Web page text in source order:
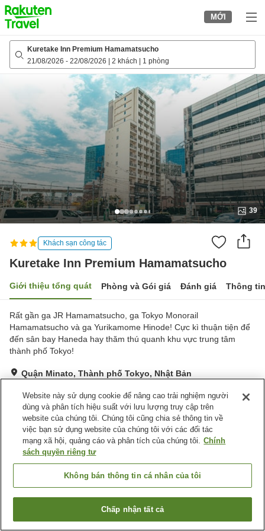
to
top
page
MỚI
Kuretake Inn Premium Hamamatsucho
21/08/2026 - 22/08/2026 2 khách 1 phòng
39
Khách sạn công tác
Kuretake Inn Premium Hamamatsucho
Giới thiệu tổng quát Phòng và Gói giá Đánh giá Thông
Rất gần ga JR Hamamatsucho, ga Tokyo Monorail
Hamamatsucho và ga Yurikamome Hinode! Cực kì thuận tiện để
đến sân bay Haneda hay thăm thú quanh khu vực trung tâm
thành phố Tokyo!
Quận Minato, Thành phố Tokyo, Nhật Bản
Rất tốt Đánh giá:203lượt
Tiện nghi chỗ nghỉ
Wi-Fi
Trang chủ Nhật Bản Thành phố Tokyo
Quận Minato
Kuretake Inn Premium Hamamatsucho
Tìm phòng trống
Website này sử dụng cookie để nâng cao trải nghiệm người
dùng và phân tích hiệu suất với lưu lượng truy cập trên
website của chúng tôi. Chúng tôi cũng chia sẻ thông tin về
việc bạn sử dụng website của chúng tôi với các đối tác
mạng xã hội, quảng cáo và phân tích của chúng tôi. Chính
sách quyền riêng tư
Không bán thông tin cá nhân của tôi
Chấp nhận tất cả